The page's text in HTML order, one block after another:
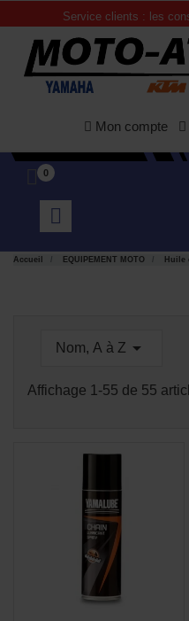
Service clients : les
Mon compte
0
Accueil EQUIPEMENT MOTO Huile
Nom, A à Z 
Affichage 1-55 de 55
APERÇU
RAPIDE